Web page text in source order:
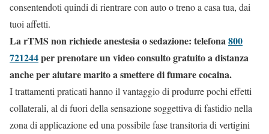
consentendoti quindi di rientrare con auto o treno a casa tua, dai
tuoi affetti.
La rTMS non richiede anestesia o sedazione: telefona800
721244per prenotare un video consulto gratuito a distanza
anche per aiutare marito a smettere di fumare cocaina.
I trattamenti praticati hanno il vantaggio di produrre pochi effetti
collaterali, al di fuori della sensazione soggettiva di fastidio nella
zona di applicazione ed una possibile fase transitoria di vertigini